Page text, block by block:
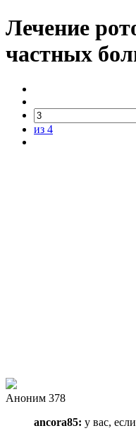
Лечение
частных
из 4
Аноним 378
ancora85: у вас,